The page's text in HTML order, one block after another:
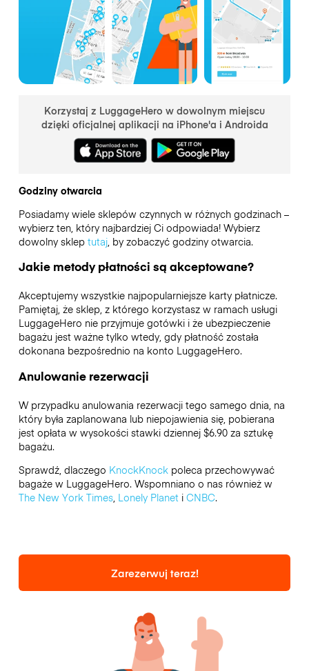
Korzystaj z LuggageHero w dowolnym miejscu
dzięki oficjalnej aplikacji na iPhone'a i Androida
Godziny otwarcia
Posiadamy wiele sklepów czynnych w różnych godzinach –
wybierz ten, który najbardziej Ci odpowiada! Wybierz
dowolny sklep tutaj, by zobaczyć godziny otwarcia.
Jakie metody płatności są akceptowane?
Akceptujemy wszystkie najpopularniejsze karty płatnicze.
Pamiętaj, że sklep, z którego korzystasz w ramach usługi
LuggageHero nie przyjmuje gotówki i że ubezpieczenie
bagażu jest ważne tylko wtedy, gdy płatność została
dokonana bezpośrednio na konto LuggageHero.
Anulowanie rezerwacji
W przypadku anulowania rezerwacji tego samego dnia, na
który była zaplanowana lub niepojawienia się, pobierana
jest opłata w wysokości stawki dziennej $6.90 za sztukę
bagażu.
Sprawdź, dlaczego KnockKnockpoleca przechowywać
bagaże w LuggageHero. Wspomniano o nas również w
The New York Times, Lonely Planeti CNBC.
Zarezerwuj teraz!